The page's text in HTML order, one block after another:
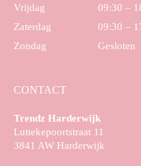
Vrijdag
09:30 –
Zaterdag
09:30 –
Zondag
Gesloten
CONTACT
Trendz Harderwijk
Luttekepoortstraat 11
3841 AW Harderwijk